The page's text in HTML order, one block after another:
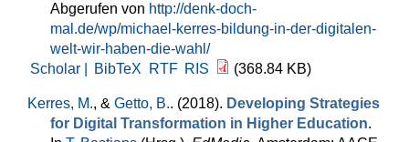
Abgerufen von http://denk-doch-
mal.de/wp/michael-kerres-bildung-in-der-digitalen-
welt-wir-haben-die-wahl/
Scholar |
BibTeX RTF RIS (368.84 KB)
Kerres, M., & Getto, B.. (2018). Developing Strategies
for Digital Transformation in Higher Education.